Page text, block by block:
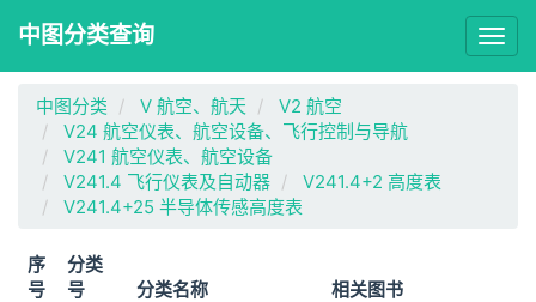
中图分类查询
中图分类 V 航空、航天
V2 航空
V24 航空仪表、航空设备、飞行控制与导航
V241 航空仪表、航空设备
V241.4 飞行仪表及自动器
V241.4+2 高度表
V241.4+25 半导体传感高度表
序
号
分类
号
分类名称
相关图书